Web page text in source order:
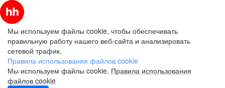
Мы используем файлы cookie, чтобы обеспечивать
правильную работу нашего веб-сайта и анализировать
сетевой трафик.
Правила использования файлов cookie
Мы используем файлы cookie. Правила использования
файлов cookie